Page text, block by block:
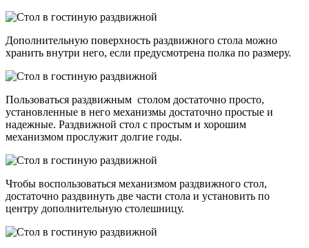
Дополнительную поверхность раздвижного стола можно
хранить внутри него, если предусмотрена полка по размеру.
Пользоваться раздвижным столом достаточно просто,
установленные в него механизмы достаточно простые и
надежные. Раздвижной стол с простым и хорошим
механизмом прослужит долгие годы.
Чтобы воспользоваться механизмом раздвижного стол,
достаточно раздвинуть две части стола и установить по
центру дополнительную столешницу.